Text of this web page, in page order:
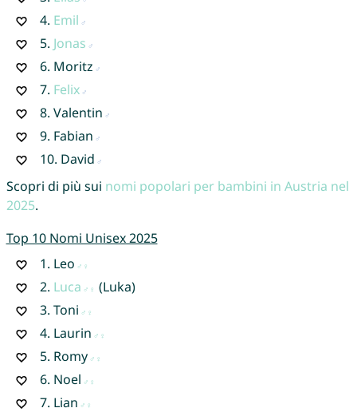
4. Emil
5. Jonas
6. Moritz
7. Felix
8. Valentin
9. Fabian
10. David
Scopri di più sui nomi popolari per bambini in Austria nel
2025.
Top 10 Nomi Unisex 2025
1. Leo
2. Luca
(Luka)
3. Toni
4. Laurin
5. Romy
6. Noel
7. Lian